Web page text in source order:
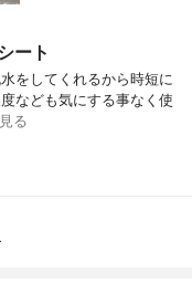
ート
をしてくれるから時短に
なども気にする事なく使
る